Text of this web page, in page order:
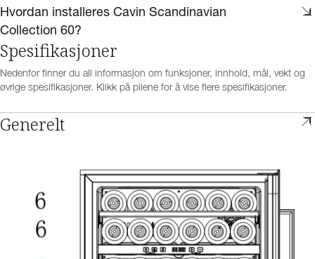
Hvordan installeres Cavin Scandinavian
Collection 60?
Spesifikasjoner
Nedenfor finner du all informasjon om funksjoner, innhold, mål, vekt og
øvrige spesifikasjoner. Klikk på pilene for å vise flere spesifikasjoner.
Generelt